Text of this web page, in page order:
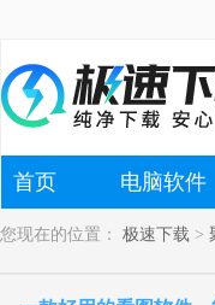
首页 电脑软件
您现在的位置： 极速下载 >